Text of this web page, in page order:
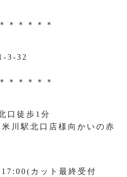
＊＊＊＊＊
3-32
＊＊＊＊＊
口徒歩1分
川駅北口店様向かいの赤
カット最終受付